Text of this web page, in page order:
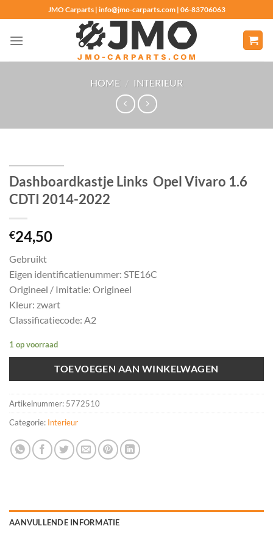
naar
inhoud
JMO Carparts | info@jmo-carparts.com | 06-83706063
HOME / INTERIEUR
Dashboardkastje Links Opel Vivaro 1.6
CDTI 2014-2022
€24,50
Gebruikt
Eigen identificatienummer: STE16C
Origineel / Imitatie: Origineel
Kleur: zwart
Classificatiecode: A2
1 op voorraad
TOEVOEGEN AAN WINKELWAGEN
Artikelnummer: 5772510
Categorie: Interieur
AANVULLENDE INFORMATIE